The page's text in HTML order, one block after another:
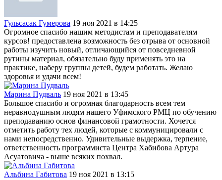
Гульсасак Гумерова 19 ноя 2021 в 14:25
Огромное спасибо нашим методистам и преподавателям
курсов! предоставлена возможность без отрыва от основной
работы изучить новый, отличающийся от повседневной
рутины материал, обязательно буду применять это на
практике, наберу группы детей, будем работать. Желаю
здоровья и удачи всем!
Марина Пудваль 19 ноя 2021 в 13:45
Большое спасибо и огромная благодарность всем тем
неравнодушным людям нашего Уфимского РМЦ по обучению
преподаванию основ финансовой грамотности. Хочется
отметить работу тех людей, которые с коммуницировали с
нами непосредственно. Удивительные выдержка, терпение,
ответственность программиста Центра Хабибова Артура
Асуатовича - выше всяких похвал.
Альбина Габитова 19 ноя 2021 в 13:15